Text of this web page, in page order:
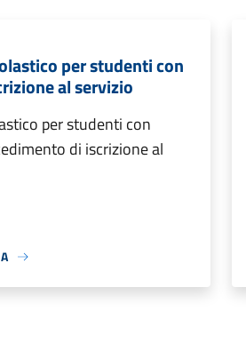
per studenti con
al servizio
per studenti con
di iscrizione al